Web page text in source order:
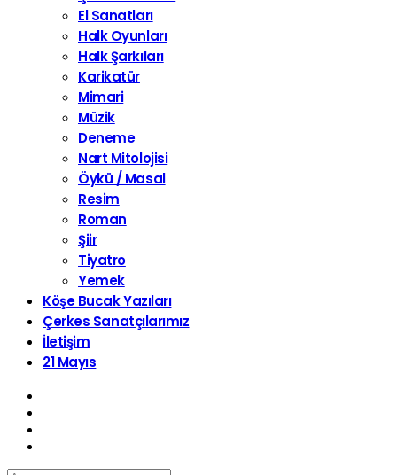
El Sanatları
Halk Oyunları
Halk Şarkıları
Karikatür
Mimari
Müzik
Deneme
Nart Mitolojisi
Öykü / Masal
Resim
Roman
Şiir
Tiyatro
Yemek
Köşe Bucak Yazıları
Çerkes Sanatçılarımız
İletişim
21 Mayıs